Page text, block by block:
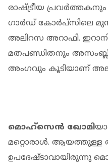
രാഷ്ട്രീയ
ഗാര്‍ഡ് കോര്‍പ്‌സിലെ
അലിറസ അറാഫി.
മതപണ്ഡിതനും
അംഗവും കൂടിയാണ്
മൊഹ്‌സെന്‍ ഖോമി
മറ്റൊരാൾ. ആയത്തുള്ള
ഉപദേഷ്ടാവായിരുന്നു